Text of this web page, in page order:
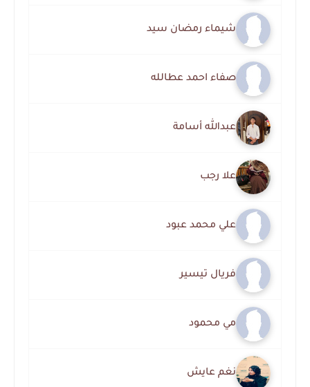
شيماء رمضان سيد
صفاء احمد عطالله
عبدالله أسامة
علا رجب
علي محمد عبود
فريال تيسير
مي محمود
نغم عايش